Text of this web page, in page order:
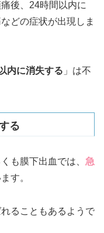
後、24時間以内に
どの症状が出現しま
内に消失する 」は不
る
も膜下出血では、 急
す。
ることもあるようで